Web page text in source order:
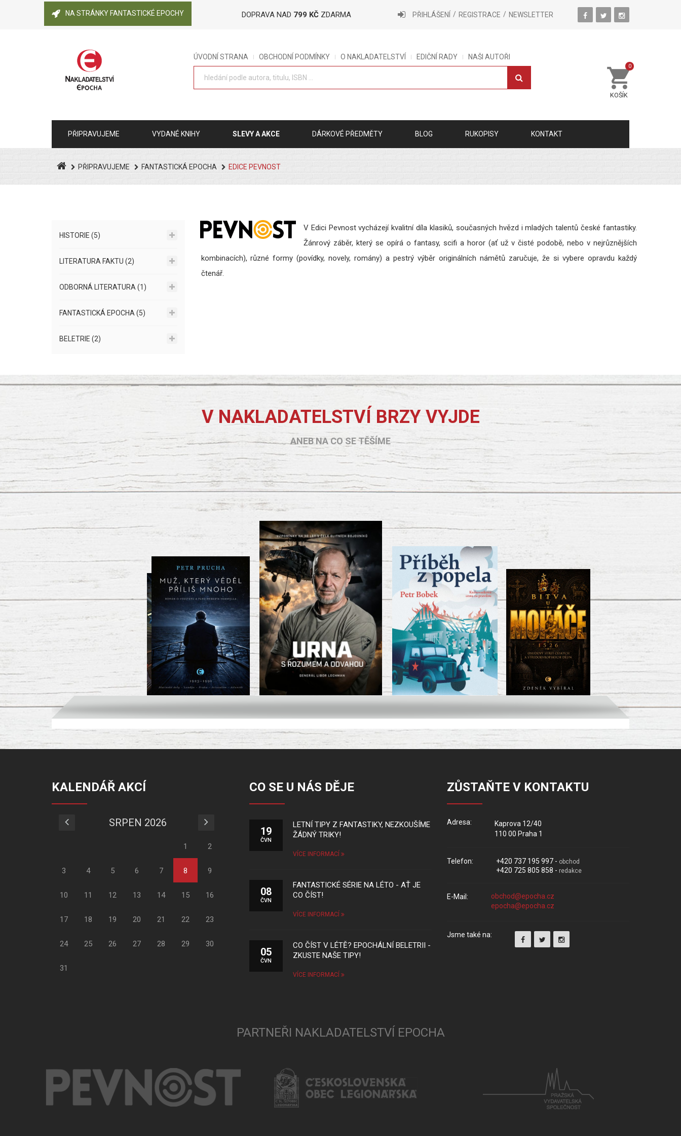
NA STRÁNKY FANTASTICKÉ EPOCHY DOPRAVA NAD 799 KČ ZDARMA PŘIHLÁŠENÍ REGISTRACE NEWSLETTER
ÚVODNÍ STRANA OBCHODNÍ PODMÍNKY O NAKLADATELSTVÍ EDIČNÍ RADY NAŠI AUTOŘI
KOŠÍK
0
PŘIPRAVUJEME VYDANÉ KNIHY SLEVY A AKCE DÁRKOVÉ PŘEDMĚTY BLOG RUKOPISY KONTAKT
PŘIPRAVUJEME FANTASTICKÁ EPOCHA EDICE PEVNOST
HISTORIE (5)
LITERATURA FAKTU (2)
ODBORNÁ LITERATURA (1)
FANTASTICKÁ EPOCHA (5)
BELETRIE (2)
V Edici Pevnost vycházejí kvalitní díla klasiků, současných hvězd i mladých talentů české fantastiky.
Žánrový záběr, který se opírá o fantasy, scifi a horor (ať už v čisté podobě, nebo v nejrůznějších
kombinacích), různé formy (povídky, novely, romány) a pestrý výběr originálních námětů zaručuje, že si vybere opravdu každý
čtenář.
V NAKLADATELSTVÍ BRZY VYJDE
ANEB NA CO SE TĚŠÍME
KALENDÁŘ AKCÍ
SRPEN 2026
1 2
3 4 5 6 7 8 9
10 11 12 13 14 15 16
17 18 19 20 21 22 23
24 25 26 27 28 29 30
31
CO SE U NÁS DĚJE
19
ČVN
LETNÍ TIPY Z FANTASTIKY, NEZKOUŠÍME
ŽÁDNÝ TRIKY!
VÍCE INFORMACÍ
08
ČVN
FANTASTICKÉ SÉRIE NA LÉTO - AŤ JE
CO ČÍST!
VÍCE INFORMACÍ
05
ČVN
CO ČÍST V LÉTĚ? EPOCHÁLNÍ BELETRII -
ZKUSTE NAŠE TIPY!
VÍCE INFORMACÍ
ZŮSTAŇTE V KONTAKTU
Adresa:
Kaprova 12/40
110 00 Praha 1
Telefon: +420 737 195 997 - obchod
+420 725 805 858 - redakce
E-Mail:
Jsme také na:
PARTNEŘI NAKLADATELSTVÍ EPOCHA